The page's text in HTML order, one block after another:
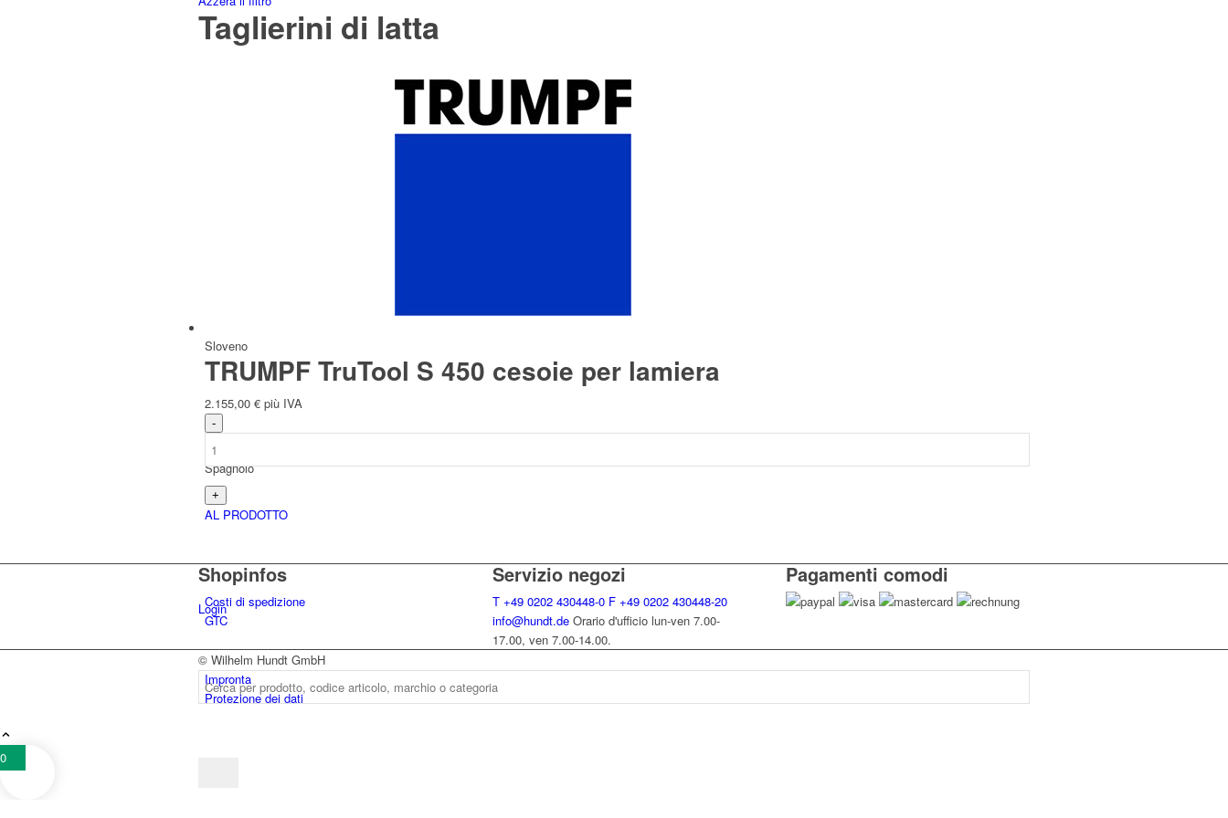
Sloveno
Spagnolo
Login
Taglierini di latta
TRUMPF TruTool S 450 cesoie per lamiera
2.155,00 € più IVA
AL PRODOTTO
Shopinfos
Costi di spedizione
GTC
Servizio negozi
T +49 0202 430448-0 F +49 0202 430448-20
info@hundt.de Orario d'ufficio lun-ven 7.00-
17.00, ven 7.00-14.00.
Pagamenti comodi
© Wilhelm Hundt GmbH
Impronta
Protezione dei dati
0